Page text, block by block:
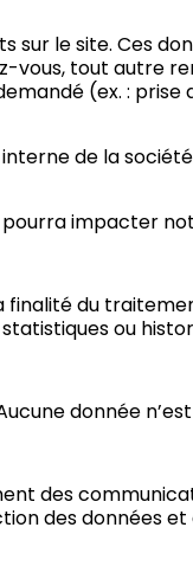
le site. Ces
tout autre
(ex. :
de la
impacter
du
ou
donnée
des
des données